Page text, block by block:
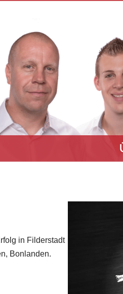
in Filderstadt
Bonlanden.